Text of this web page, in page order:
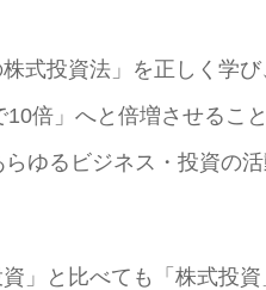
式投資法」を正しく学
倍」へと倍増させるこ
ゆるビジネス・投資の
」と比べても「株式投